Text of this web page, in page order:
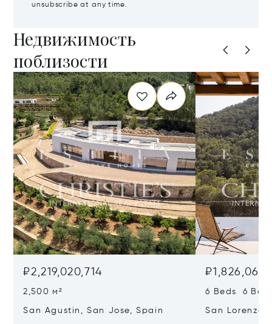
unsubscribe at any time.
Недвижимость
поблизости
₽2,219,020,714
2,500 м²
San Agustin, San Jose, Spain
6 Beds 6
San Lorenzo,